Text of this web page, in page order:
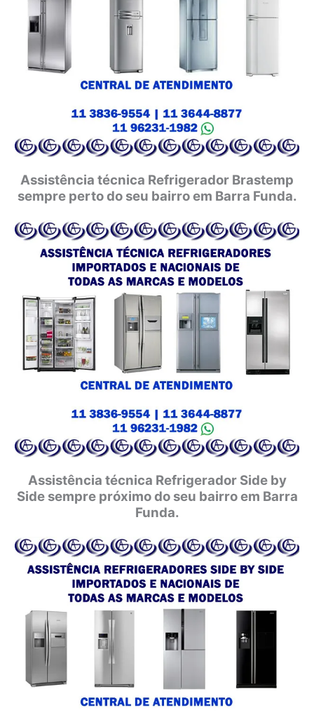
Assistência técnica Refrigerador Brastemp
sempre perto do seu bairro em Barra Funda.
Assistência técnica Refrigerador Side by
Side sempre próximo do seu bairro em Barra
Funda.